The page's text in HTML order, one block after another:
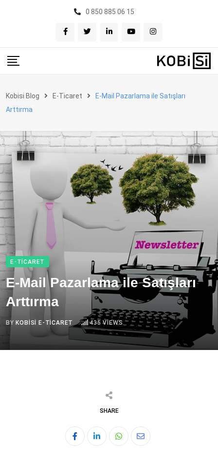
0 850 885 06 15
Kobisi Blog E-Ticaret
E-Mail Pazarlama ile Satışları
Arttırma
E-TICARET
E-Mail Pazarlama ile Satışları
Arttırma
BY KOBISI E-TICARET 435 VIEWS
SHARE
Whatsapp
Share